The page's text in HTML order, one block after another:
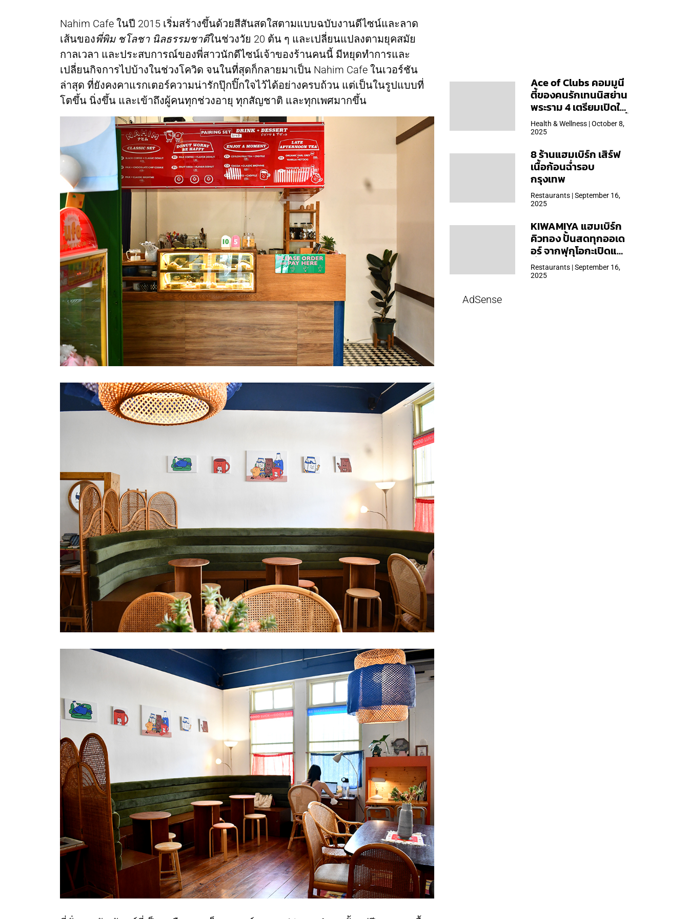
Nahim Cafe ในปี 2015 เริ่มสร้างขึ้นด้วยสีสันสดใสตามแบบฉบับงานดีไซน์และลาด
เส้นของพี่พิม ชโลชา นิลธรรมชาติในช่วงวัย 20 ต้น ๆ และเปลี่ยนแปลงตามยุคสมัย
กาลเวลา และประสบการณ์ของพี่สาวนักดีไซน์เจ้าของร้านคนนี้ มีหยุดทำการและ
เปลี่ยนกิจการไปบ้างในช่วงโควิด จนในที่สุดก็กลายมาเป็น Nahim Cafe ในเวอร์ชัน
ล่าสุด ที่ยังคงคาแรกเตอร์ความน่ารักปุ๊กปิ๊กใจไว้ได้อย่างครบถ้วน แต่เป็นในรูปแบบที่
โตขึ้น นิ่งขึ้น และเข้าถึงผู้คนทุกช่วงอายุ ทุกสัญชาติ และทุกเพศมากขึ้น
Ace of Clubs คอมมูนี
ตี้ของคนรักเทนนิสย่าน
พระราม 4 เตรียมเปิดให้
บริการวันแรก 19 ต.ค. นี้
Health & Wellness | October 8,
2025
8 ร้านแฮมเบิร์ก เสิร์ฟ
เนื้อก้อนฉ่ำรอบ
กรุงเทพ
Restaurants | September 16,
2025
KIWAMIYA แฮมเบิร์ก
คิวทอง ปั้นสดทุกออเด
อร์ จากฟุกุโอกะเปิดแล้ว
ที่ Central Park
Restaurants | September 16,
2025
AdSense